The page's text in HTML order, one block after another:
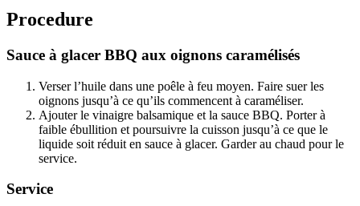
Procedure
Sauce à glacer BBQ aux oignons caramélisés
Verser l’huile dans une poêle à feu moyen. Faire suer les
oignons jusqu’à ce qu’ils commencent à caraméliser.
Ajouter le vinaigre balsamique et la sauce BBQ. Porter à
faible ébullition et poursuivre la cuisson jusqu’à ce que le
liquide soit réduit en sauce à glacer. Garder au chaud pour le
service.
Service